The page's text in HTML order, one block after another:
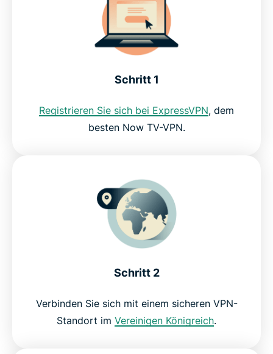
Laden Sie ein Now TV-VPN für alle Ihre Geräte
Jetzt ansehen mit einer Now TV-Mitgliedschaft
Kann ich ein kostenloses VPN für Now TV
Holen Sie sich jetzt ein risikofreies VPN für Now
Schritt 1
Registrieren Sie sich bei ExpressVPN, dem
besten Now TV-VPN.
Schritt 2
Verbinden Sie sich mit einem sicheren VPN-
Standort im Vereinigen Königreich.